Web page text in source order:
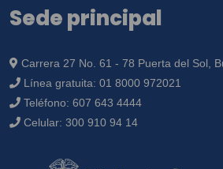
Sede principal
Carrera 27 No. 61 - 78 Puerta del Sol,
Línea gratuita: 01 8000 972021
Teléfono: 607 643 4444
Celular: 300 910 94 14